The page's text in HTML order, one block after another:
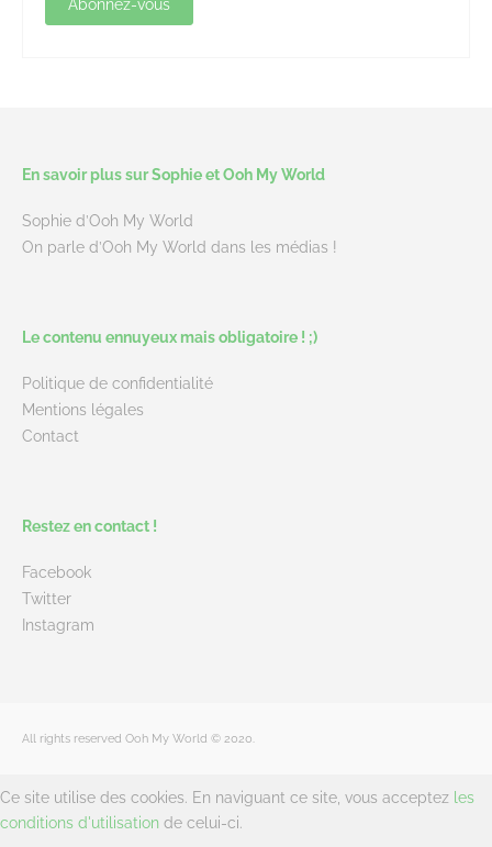
En savoir plus sur Sophie et Ooh My World
Sophie d’Ooh My World
On parle d’Ooh My World dans les médias !
Le contenu ennuyeux mais obligatoire ! ;)
Politique de confidentialité
Mentions légales
Contact
Restez en contact !
Facebook
Twitter
Instagram
All rights reserved Ooh My World © 2020.
Ce site utilise des cookies. En naviguant ce site, vous acceptez les
conditions d'utilisation de celui-ci.